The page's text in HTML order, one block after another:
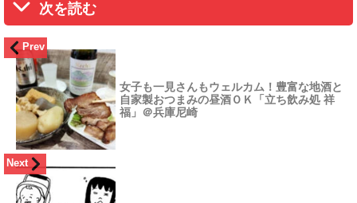
次を読む
Prev
女子も一見さんもウェルカム！豊富な地酒と
自家製おつまみの昼酒ＯＫ「立ち飲み処 祥
福」＠兵庫尼崎
Next